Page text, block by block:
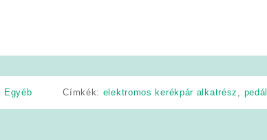
Egyéb Címkék: elektromos kerékpár alkatrész